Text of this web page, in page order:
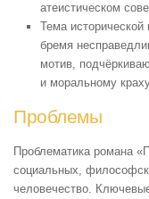
атеистическом
Тема
бремя
мотив,
и моральному
Проблемы
Проблематика романа
социальных,
человечество.